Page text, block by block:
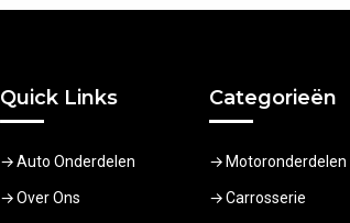
Quick Links
Auto Onderdelen
Over Ons
Categorieën
Motoronderdelen
Carrosserie